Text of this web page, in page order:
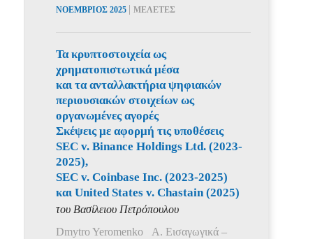
ΝΟΕΜΒΡΙΟΣ 2025 | ΜΕΛΕΤΕΣ
Τα κρυπτοστοιχεία ως
χρηματοπιστωτικά μέσα
και τα ανταλλακτήρια ψηφιακών
περιουσιακών στοιχείων ως
οργανωμένες αγορές
Σκέψεις με αφορμή τις υποθέσεις
SEC v. Binance Holdings Ltd. (2023-
2025),
SEC v. Coinbase Inc. (2023-2025)
και United States v. Chastain (2025)
του Βασίλειου Πετρόπουλου
Dmytro Yeromenko Α. Εισαγωγικά –